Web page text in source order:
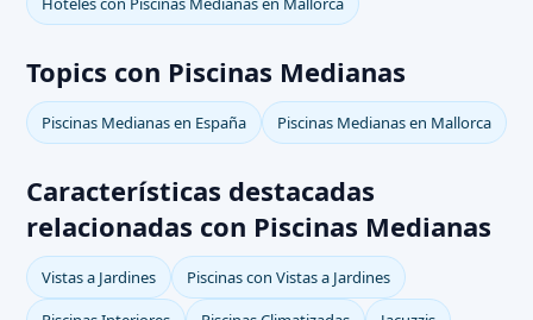
Topics con Piscinas Medianas
Piscinas Medianas en España Piscinas Medianas en Mallorca
Características destacadas
relacionadas con Piscinas Medianas
Vistas a Jardines
Piscinas con Vistas a Jardines